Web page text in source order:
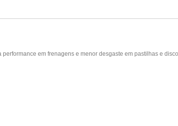
em frenagens e menor desgaste em pastilhas e